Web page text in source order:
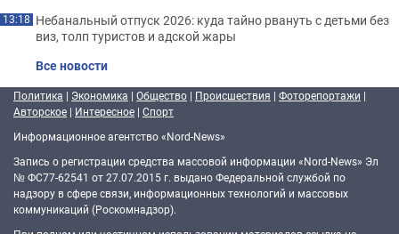
13:18 Небанальный отпуск 2026: куда тайно рвануть с детьми без
виз, толп туристов и адской жары
Все новости
Политика | Экономика | Общество | Происшествия | Фоторепортажи |
Авторское | Интересное | Спорт
Информационное агентство «Nord-News»
Запись о регистрации средства массовой информации «Nord-News» Эл
№ ФС77-62541 от 27.07.2015 г. выдано Федеральной службой по
надзору в сфере связи, информационных технологий и массовых
коммуникаций (Роскомнадзор).